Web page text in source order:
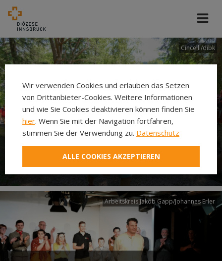
Cincelli/dibk
Neuer Pilgerweg Via
Laudato si’
Arbeitskreis Jakob Gapp/Johannes Erler
Wir verwenden Cookies und erlauben das Setzen
von Drittanbieter-Cookies. Weitere Informationen
und wie Sie Cookies deaktivieren können finden Sie
hier. Wenn Sie mit der Navigation fortfahren,
stimmen Sie der Verwendung zu. Datenschutz
ALLE COOKIES AKZEPTIEREN